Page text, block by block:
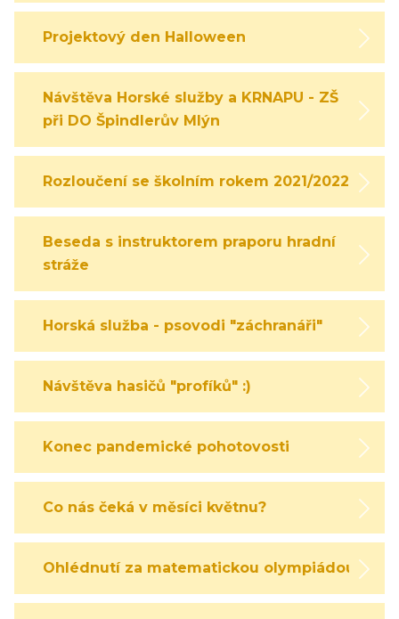
Projektový den Halloween
Návštěva Horské služby a KRNAPU - ZŠ
při DO Špindlerův Mlýn
Rozloučení se školním rokem 2021/2022
Beseda s instruktorem praporu hradní
stráže
Horská služba - psovodi "záchranáři"
Návštěva hasičů "profíků" :)
Konec pandemické pohotovosti
Co nás čeká v měsíci květnu?
Ohlédnutí za matematickou olympiádou